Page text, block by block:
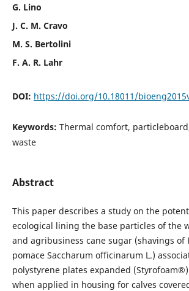
G. Lino
J. C. M. Cravo
M. S. Bertolini
F. A. R. Lahr
DOI: https://doi.org/10.18011/
Keywords: Thermal comfort,
waste
Abstract
This paper describes a study on the
ecological lining the base particles of the
and agribusiness cane sugar (shavings of
pomace Saccharum officinarum L.)
polystyrene plates expanded
when applied in housing for calves